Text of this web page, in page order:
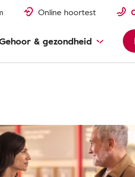
Online hoortest
& gezondheid